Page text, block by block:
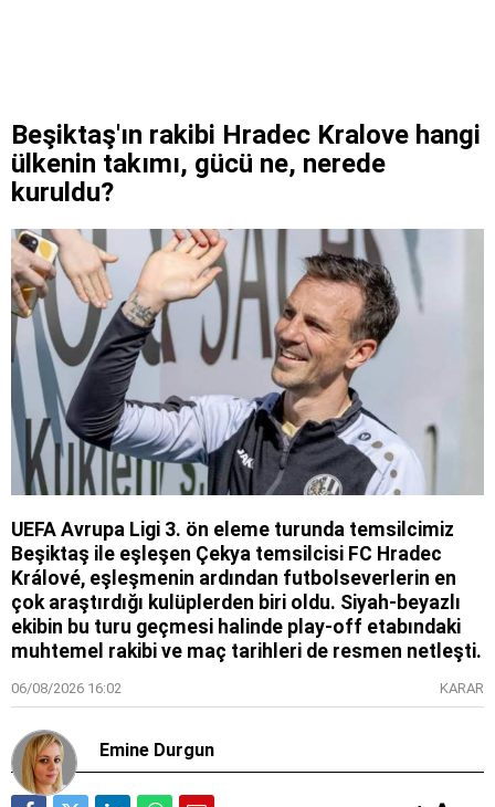
Beşiktaş'ın rakibi Hradec Kralove hangi
ülkenin takımı, gücü ne, nerede
kuruldu?
UEFA Avrupa Ligi 3. ön eleme turunda temsilcimiz
Beşiktaş ile eşleşen Çekya temsilcisi FC Hradec
Králové, eşleşmenin ardından futbolseverlerin en
çok araştırdığı kulüplerden biri oldu. Siyah-beyazlı
ekibin bu turu geçmesi halinde play-off etabındaki
muhtemel rakibi ve maç tarihleri de resmen netleşti.
06/08/2026 16:02 KARAR
Emine Durgun